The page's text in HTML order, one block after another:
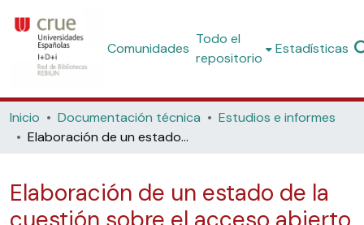
Comunidades
Todo el
repositorio
Estadísticas
Inicio Documentación técnica
Estudios e informes
Elaboración de un estado de la cuestión sobre el acceso abierto en las universidades españolas, a partir de la encuesta realizada
Elaboración de un estado de la